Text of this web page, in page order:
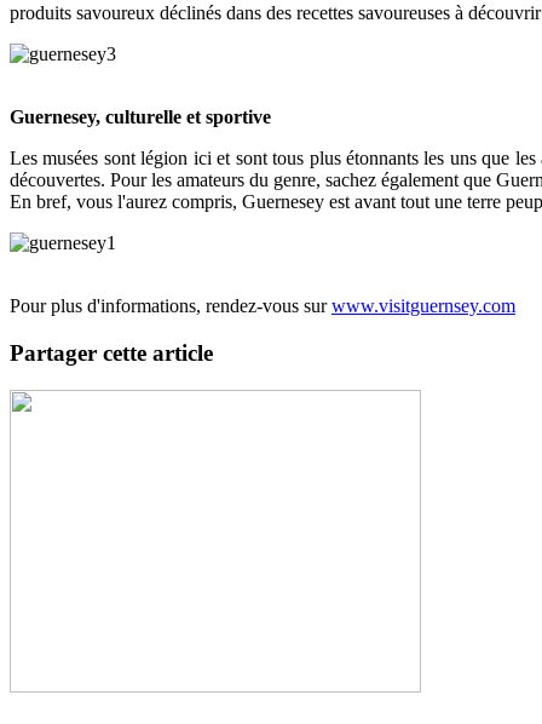
produits savoureux déclinés dans des recettes savoureuses à
Guernesey, culturelle et sportive
Les musées sont légion ici et sont tous plus étonnants les uns que
découvertes. Pour les amateurs du genre, sachez également que
En bref, vous l'aurez compris, Guernesey est avant tout une terre
Pour plus d'informations, rendez-vous surwww.visitguernsey.com
Partager cette article